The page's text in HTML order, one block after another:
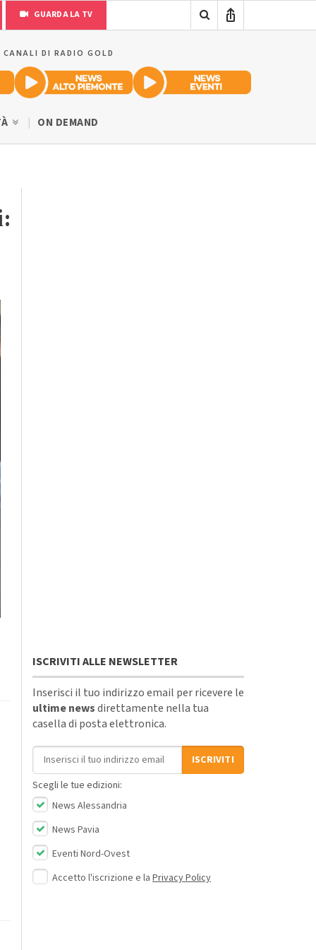
GUARDA LA TV
DI RADIO GOLD
ON DEMAND
ISCRIVITI ALLE NEWSLETTER
Inserisci il tuo indirizzo email per ricevere le
ultime newsdirettamente nella tua
casella di posta elettronica.
Indirizzo email
ISCRIVITI
Scegli le tue edizioni:
News Alessandria
News Pavia
Eventi Nord-Ovest
Accetto l'iscrizione e la Privacy Policy